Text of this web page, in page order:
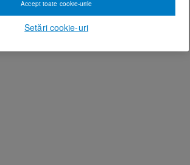
Setări cookie-uri
Accept toate cookie-urile